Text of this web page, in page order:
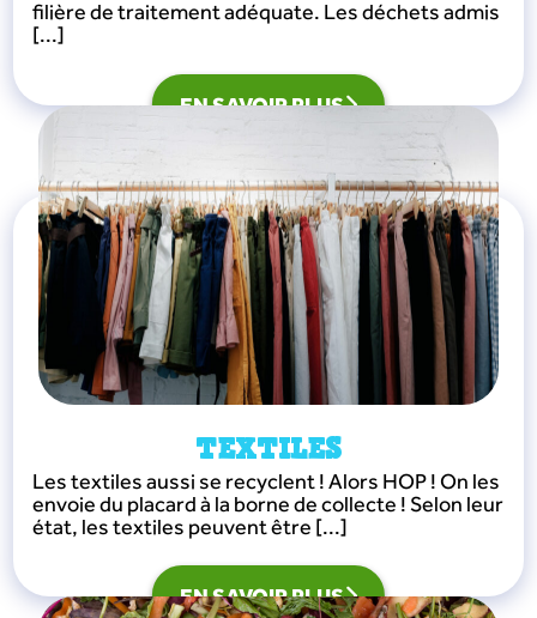
filière de traitement adéquate. Les déchets admis
[...]
EN SAVOIR PLUS
TEXTILES
Les textiles aussi se recyclent ! Alors HOP ! On les
envoie du placard à la borne de collecte ! Selon leur
état, les textiles peuvent être [...]
EN SAVOIR PLUS